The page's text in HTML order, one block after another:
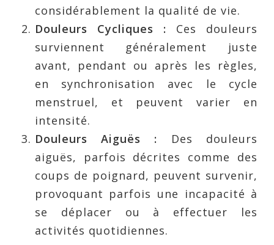
considérablement la qualité de vie.
Douleurs Cycliques : Ces douleurs
surviennent généralement juste
avant, pendant ou après les règles,
en synchronisation avec le cycle
menstruel, et peuvent varier en
intensité.
Douleurs Aiguës :
Des douleurs
aiguës, parfois décrites comme des
coups de poignard, peuvent survenir,
provoquant parfois une incapacité à
se déplacer ou à effectuer les
activités quotidiennes.